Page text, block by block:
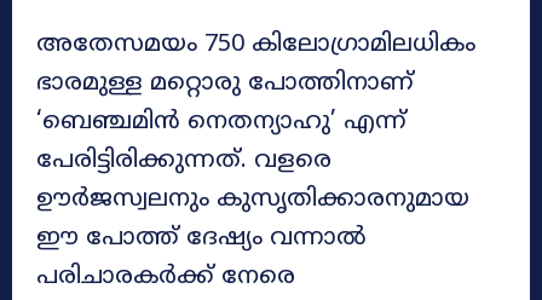
അതേസമയം 750 കിലോഗ്രാമിലധികം
ഭാരമുള്ള മറ്റൊരു പോത്തിനാണ്
‘ബെഞ്ചമിൻ നെതന്യാഹു’ എന്ന്
പേരിട്ടിരിക്കുന്നത്. വളരെ
ഊർജസ്വലനും കുസൃതിക്കാരനുമായ
ഈ പോത്ത് ദേഷ്യം വന്നാൽ
പരിചാരകർക്ക് നേരെ